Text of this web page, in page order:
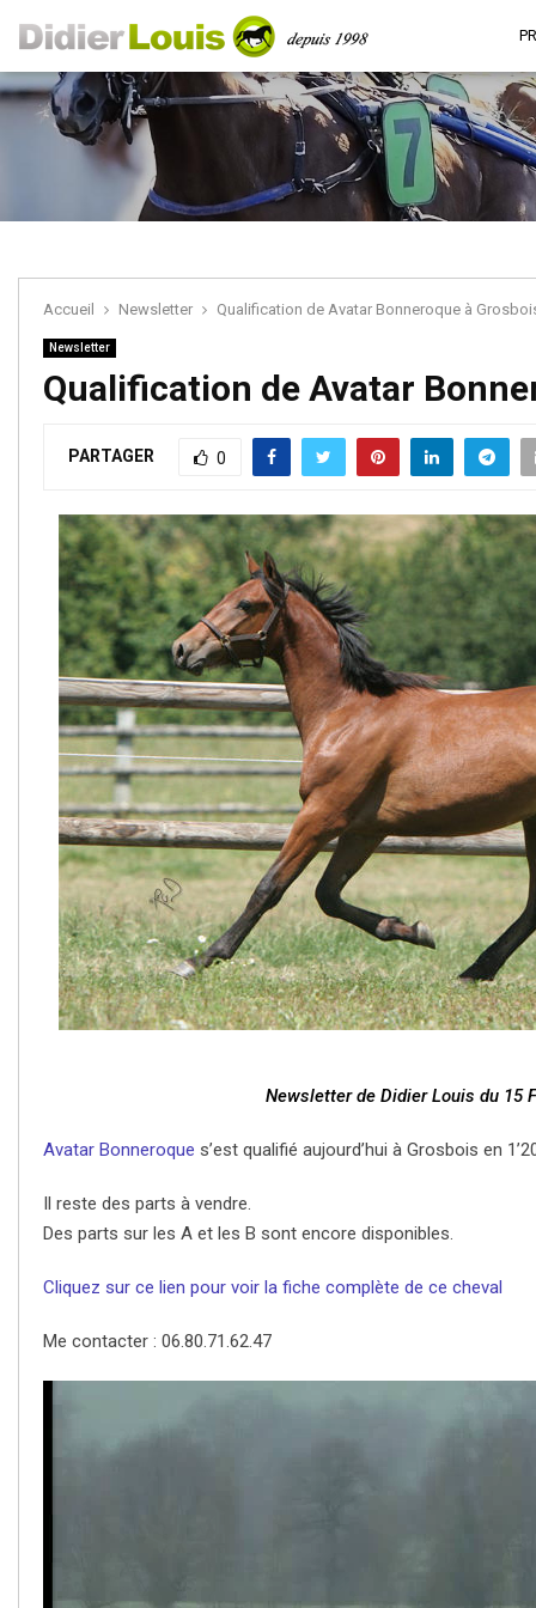
Accueil Newsletter Qualification de Avatar Bonneroque à
Newsletter
Qualification de Avatar
PARTAGER 0
Newsletter de Didier Louis du 15
Avatar Bonneroque s’est qualifié aujourd’hui à Grosbois en
Il reste des parts à vendre.
Des parts sur les A et les B sont encore disponibles.
Cliquez sur ce lien pour voir la fiche complète de ce cheval
Me contacter : 06.80.71.62.47